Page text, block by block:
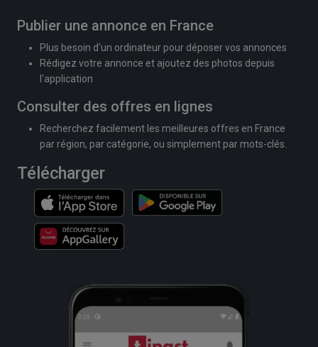
Publier une annonce en France
Plus besoin d'un ordinateur pour déposer vos annonces
Rédigez votre annonce et ajoutez des photos depuis
l'application
Consulter des offres en lignes
Recherchez facilement les meilleures offres en France
par région, par catégorie, ou simplement par mots-clés.
Télécharger